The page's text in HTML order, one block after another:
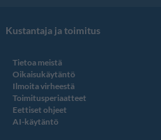
Kustantaja ja toimitus
Tietoa meistä
Oikaisukäytäntö
Ilmoita virheestä
Toimitusperiaatteet
Eettiset ohjeet
AI-käytäntö